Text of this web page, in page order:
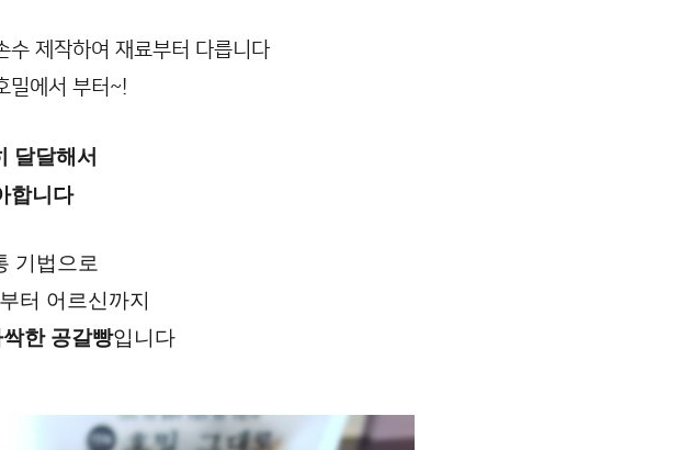
수 제작하여 재료부터 다릅니다
밀에서 부터~!
달달해서
합니다
기법으로
터 어르신까지
한 공갈빵입니다